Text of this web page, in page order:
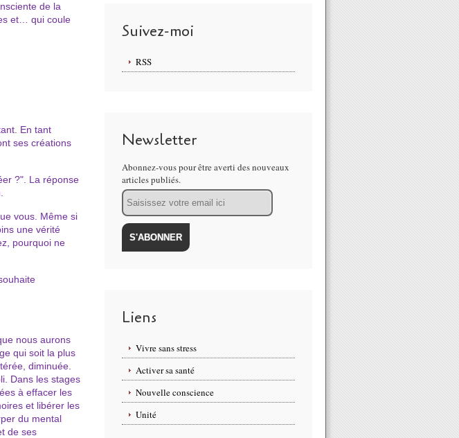
de la
et… qui coule
En tant
ses créations
?". La réponse
vous. Même si
une vérité
pourquoi ne
nous aurons
qui soit la plus
diminuée.
Dans les stages
à effacer les
et libérer les
du mental
de ses
Suivez-moi
RSS
Newsletter
Abonnez-vous pour être averti des nouveaux
articles publiés.
Email
Liens
Vivre sans stress
Activer sa santé
Nouvelle conscience
Unité